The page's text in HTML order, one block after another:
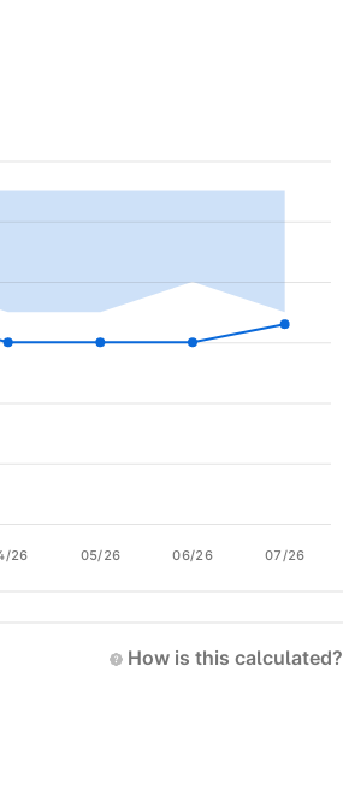
26 05/26 06/26 07/26
How is this calculated?